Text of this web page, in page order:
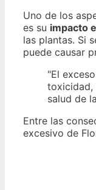
Uno de los
es su impacto
las plantas. Si
puede causar
"El
toxicidad,
salud de
Entre las
excesivo de